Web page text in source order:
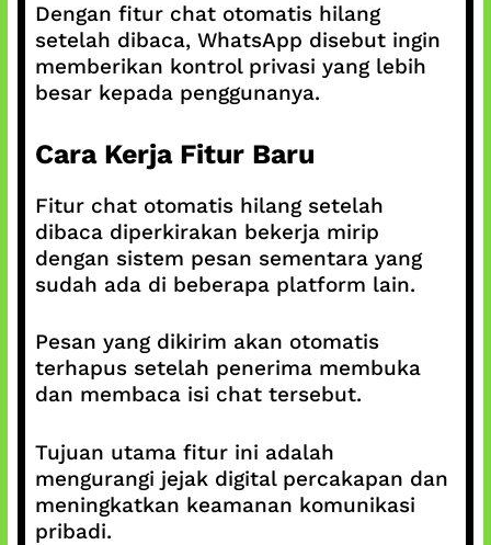
Dengan fitur chat otomatis hilang
setelah dibaca, WhatsApp disebut ingin
memberikan kontrol privasi yang lebih
besar kepada penggunanya.
Cara Kerja Fitur Baru
Fitur chat otomatis hilang setelah
dibaca diperkirakan bekerja mirip
dengan sistem pesan sementara yang
sudah ada di beberapa platform lain.
Pesan yang dikirim akan otomatis
terhapus setelah penerima membuka
dan membaca isi chat tersebut.
Tujuan utama fitur ini adalah
mengurangi jejak digital percakapan dan
meningkatkan keamanan komunikasi
pribadi.